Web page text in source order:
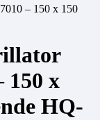
150 x
HQ-